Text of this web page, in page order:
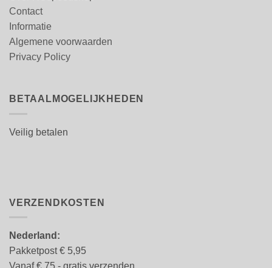
Contact
Informatie
Algemene voorwaarden
Privacy Policy
BETAALMOGELIJKHEDEN
Veilig betalen
VERZENDKOSTEN
Nederland:
Pakketpost € 5,95